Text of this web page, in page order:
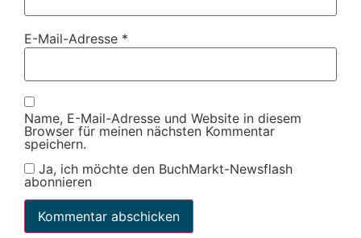
E-Mail-Adresse *
Name, E-Mail-Adresse und Website in diesem
Browser für meinen nächsten Kommentar
speichern.
Ja, ich möchte den BuchMarkt-Newsflash
abonnieren